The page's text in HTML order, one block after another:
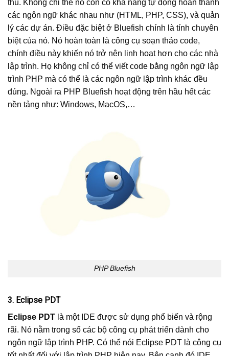
thú. Không chỉ thế nó còn có khả năng tự động hoàn thành
các ngôn ngữ khác nhau như (HTML, PHP, CSS), và quản
lý các dự án. Điều đặc biệt ở Bluefish chính là tính chuyên
biệt của nó. Nó hoàn toàn là công cụ soạn thảo code,
chính điều này khiến nó trở nên linh hoạt hơn cho các nhà
lập trình. Họ không chỉ có thể viết code bằng ngôn ngữ lập
trình PHP mà có thể là các ngôn ngữ lập trình khác đều
đúng. Ngoài ra PHP Bluefish hoạt động trên hầu hết các
nền tảng như: Windows, MacOS,…
PHP Bluefish
3. Eclipse PDT
Eclipse PDT là một IDE được sử dụng phổ biến và rộng
rãi. Nó nằm trong số các bộ công cụ phát triển dành cho
ngôn ngữ lập trình PHP. Có thể nói Eclipse PDT là công cụ